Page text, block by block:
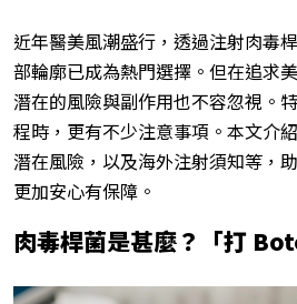
近年醫美風潮盛行，透過注射肉毒
部輪廓已成為熱門選擇。但在追求
潛在的風險與副作用也不容忽視。
程時，更有不少注意事項。本文介
潛在風險，以及海外注射須知等，
更加安心有保障。
肉毒桿菌是甚麼？「打